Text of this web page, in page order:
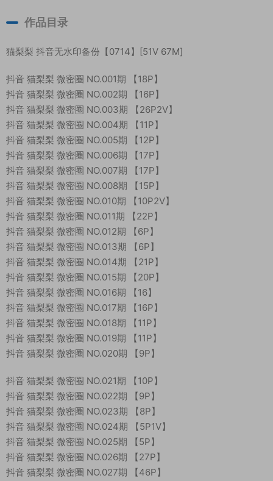
作品目录
猫梨梨 抖音无水印备份【0714】[51V 67M]
抖音 猫梨梨 微密圈 NO.001期 【18P】
抖音 猫梨梨 微密圈 NO.002期 【16P】
抖音 猫梨梨 微密圈 NO.003期 【26P2V】
抖音 猫梨梨 微密圈 NO.004期 【11P】
抖音 猫梨梨 微密圈 NO.005期 【12P】
抖音 猫梨梨 微密圈 NO.006期 【17P】
抖音 猫梨梨 微密圈 NO.007期 【17P】
抖音 猫梨梨 微密圈 NO.008期 【15P】
抖音 猫梨梨 微密圈 NO.010期 【10P2V】
抖音 猫梨梨 微密圈 NO.011期 【22P】
抖音 猫梨梨 微密圈 NO.012期 【6P】
抖音 猫梨梨 微密圈 NO.013期 【6P】
抖音 猫梨梨 微密圈 NO.014期 【21P】
抖音 猫梨梨 微密圈 NO.015期 【20P】
抖音 猫梨梨 微密圈 NO.016期 【16】
抖音 猫梨梨 微密圈 NO.017期 【16P】
抖音 猫梨梨 微密圈 NO.018期 【11P】
抖音 猫梨梨 微密圈 NO.019期 【11P】
抖音 猫梨梨 微密圈 NO.020期 【9P】
抖音 猫梨梨 微密圈 NO.021期 【10P】
抖音 猫梨梨 微密圈 NO.022期 【9P】
抖音 猫梨梨 微密圈 NO.023期 【8P】
抖音 猫梨梨 微密圈 NO.024期 【5P1V】
抖音 猫梨梨 微密圈 NO.025期 【5P】
抖音 猫梨梨 微密圈 NO.026期 【27P】
抖音 猫梨梨 微密圈 NO.027期 【46P】